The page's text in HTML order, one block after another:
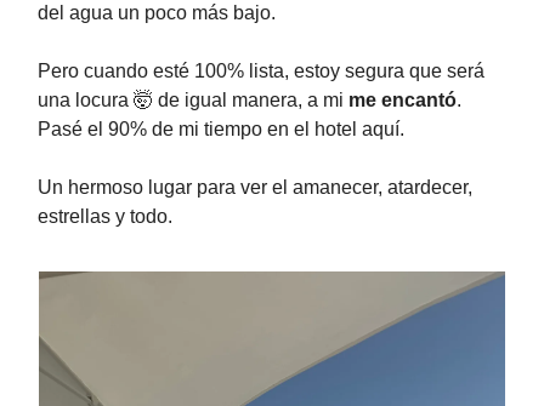
del agua un poco más bajo.
Pero cuando esté 100% lista, estoy segura que será
una locura 🤯 de igual manera, a mi me encantó.
Pasé el 90% de mi tiempo en el hotel aquí.
Un hermoso lugar para ver el amanecer, atardecer,
estrellas y todo.